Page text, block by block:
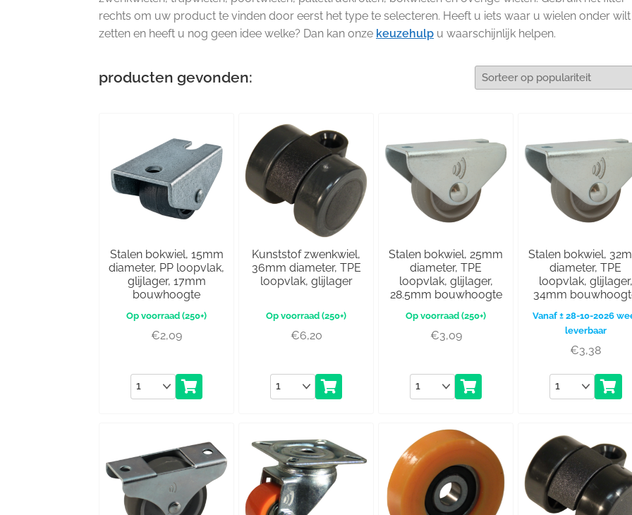
rechts om uw product te vinden door eerst het type te selecteren. Heeft u iets waar u wielen onder wilt
zetten en heeft u nog geen idee welke? Dan kan onze keuzehulp u waarschijnlijk helpen.
producten gevonden:
Stalen bokwiel, 15mm
diameter, PP loopvlak,
glijlager, 17mm
bouwhoogte
(250+)
€2,09
Aantal
Kunststof zwenkwiel,
36mm diameter, TPE
loopvlak, glijlager
(250+)
€6,20
Aantal
Stalen bokwiel, 25mm
diameter, TPE
loopvlak, glijlager,
28.5mm bouwhoogte
(250+)
€3,09
Aantal
Stalen bokwiel,
diameter, TPE
loopvlak, glijlager,
34mm
Vanaf ± 28-10-2026
leverbaar
€3,38
Aantal